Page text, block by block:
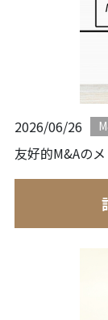
2026/06/26
友好的M&Aの